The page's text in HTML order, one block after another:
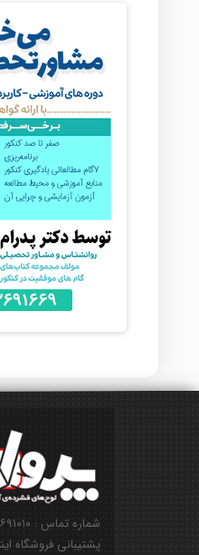
شماره تماس : ۲۲۶۹۱۰۱۰-(۰۲۱)
پشتیبانی فروشگاه اینترنتی: